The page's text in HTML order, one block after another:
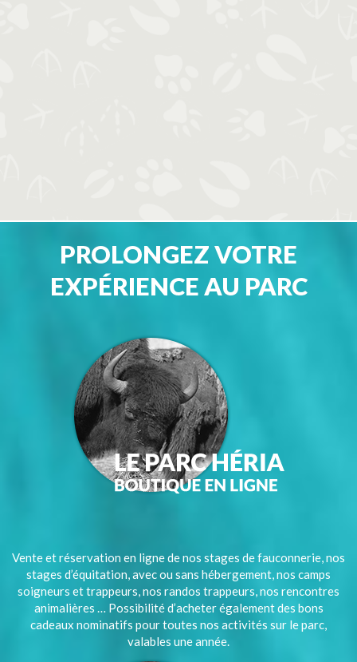
PROLONGEZ VOTRE
EXPÉRIENCE AU PARC
Vente et réservation en ligne de nos stages de fauconnerie, nos
stages d’équitation, avec ou sans hébergement, nos camps
soigneurs et trappeurs, nos randos trappeurs, nos rencontres
animalières … Possibilité d’acheter également des bons
cadeaux nominatifs pour toutes nos activités sur le parc,
valables une année.